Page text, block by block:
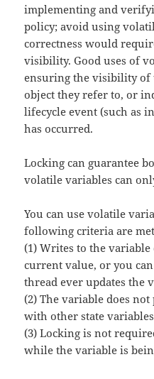
implementing and
policy; avoid using
correctness would
visibility. Good uses of
ensuring the visibility of
object they refer to, or
lifecycle event (such as
has occurred.
Locking can guarantee
volatile variables can
You can use volatile
following criteria are
(1) Writes to the
current value, or you
thread ever updates the
(2) The variable does
with other state
(3) Locking is not
while the variable is